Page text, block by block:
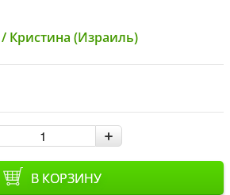
Кристина (Израиль)
В КОРЗИНУ